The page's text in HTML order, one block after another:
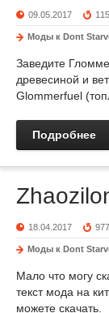
09.05.2017
Моды к Dont
Заведите
древесиной и
Glommerfuel
Подробнее
18.04.2017
Моды к Dont
Мало что могу
текст мода на
можете скачать.